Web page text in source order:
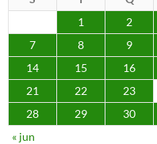
1
2
7
8 9
14
15 16
21
22 23
28
29 30
« jun